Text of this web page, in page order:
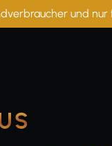
und